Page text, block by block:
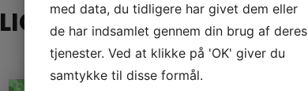
NU
med data, du tidligere har givet dem eller
de har indsamlet gennem din brug af deres
tjenester. Ved at klikke på 'OK' giver du
samtykke til disse formål.